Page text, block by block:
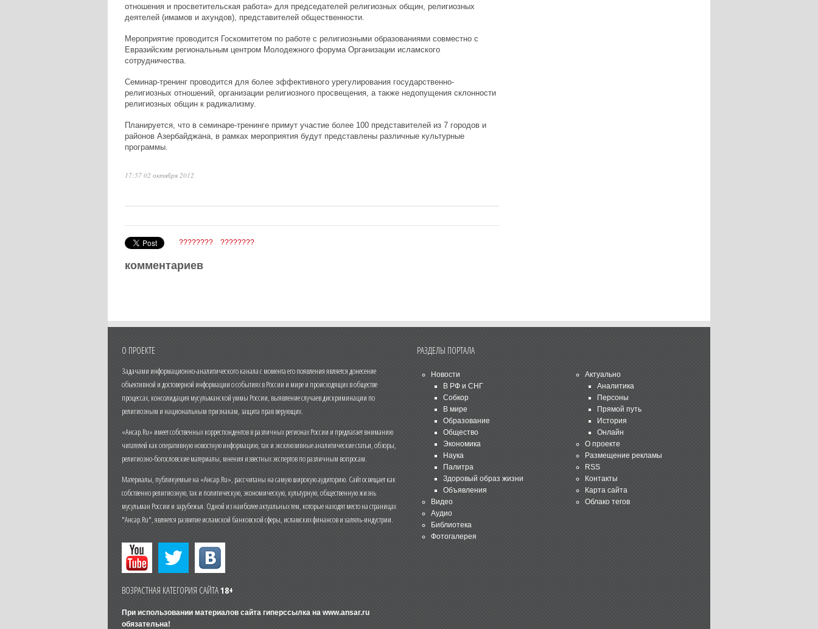
отношения и просветительская работа» для председателей религиозных общин, религиозных
деятелей (имамов и ахундов), представителей общественности.
Мероприятие проводится Госкомитетом по работе с религиозными образованиями совместно с
Евразийским региональным центром Молодежного форума Организации исламского
сотрудничества.
Семинар-тренинг проводится для более эффективного урегулирования государственно-
религиозных отношений, организации религиозного просвещения, а также недопущения склонности
религиозных общин к радикализму.
Планируется, что в семинаре-тренинге примут участие более 100 представителей из 7 городов и
районов Азербайджана, в рамках мероприятия будут представлены различные культурные
программы.
17:57 02 октября 2012
???????? ????????
комментариев
О ПРОЕКТЕ
Задачами информационно-аналитического канала с момента его появления является донесение
объективной и достоверной информации о событиях в России и мире и происходящих в обществе
процессах, консолидация мусульманской уммы России, выявление случаев дискриминации по
религиозным и национальным признакам, защита прав верующих.
«Ансар.Ru» имеет собственных корреспондентов в различных регионах России и предлагает вниманию
читателей как оперативную новостную информацию, так и эксклюзивные аналитические статьи, обзоры,
религиозно-богословские материалы, мнения известных экспертов по различным вопросам.
Материалы, публикуемые на «Ансар.Ru», рассчитаны на самую широкую аудиторию. Сайт освещает как
собственно религиозную, так и политическую, экономическую, культурную, общественную жизнь
мусульман России и зарубежья. Одной из наиболее актуальных тем, которые находят место на страницах
"Ансар.Ru", является развитие исламской банковской сферы, исламских финансов и халяль-индустрии.
ВОЗРАСТНАЯ КАТЕГОРИЯ САЙТА18+
При использовании материалов сайта гиперссылка на www.ansar.ru
обязательна!
РАЗДЕЛЫ ПОРТАЛА
Новости
В РФ и СНГ
Собкор
В мире
Образование
Общество
Экономика
Наука
Палитра
Здоровый образ жизни
Объявления
Видео
Аудио
Библиотека
Фотогалерея
Актуально
Аналитика
Персоны
Прямой путь
История
Онлайн
О проекте
Размещение рекламы
RSS
Контакты
Карта сайта
Облако тегов